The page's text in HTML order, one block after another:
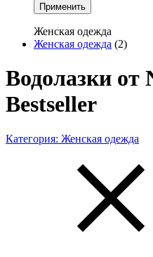
Применить
Женская одежда
Женская одежда (2)
Водолазки от
Bestseller
Категория: Женская одежда